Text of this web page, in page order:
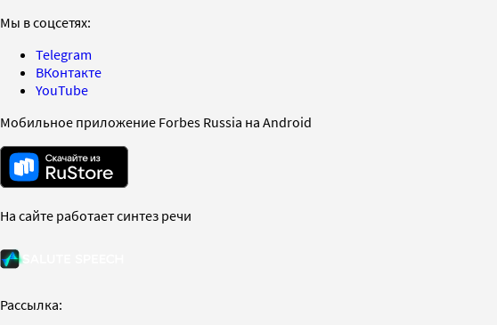
Мы в соцсетях:
Telegram
ВКонтакте
YouTube
Мобильное приложение Forbes Russia на Android
На сайте работает синтез речи
Рассылка: